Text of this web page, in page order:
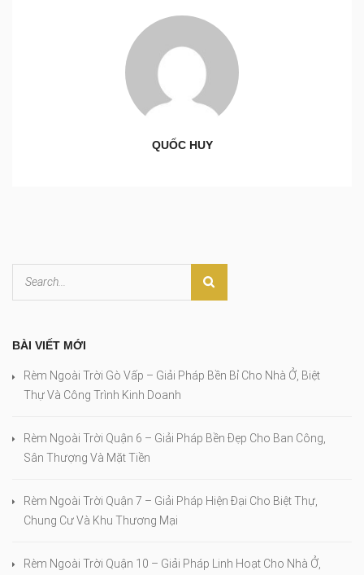
QUỐC HUY
BÀI VIẾT MỚI
Rèm Ngoài Trời Gò Vấp – Giải Pháp Bền Bỉ Cho Nhà Ở, Biệt
Thự Và Công Trình Kinh Doanh
Rèm Ngoài Trời Quận 6 – Giải Pháp Bền Đẹp Cho Ban Công,
Sân Thượng Và Mặt Tiền
Rèm Ngoài Trời Quận 7 – Giải Pháp Hiện Đại Cho Biệt Thự,
Chung Cư Và Khu Thương Mại
Rèm Ngoài Trời Quận 10 – Giải Pháp Linh Hoạt Cho Nhà Ở,